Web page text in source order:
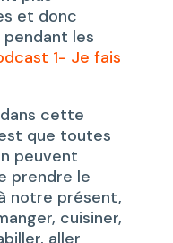
et donc
pendant les
1- Je fais
cette
que toutes
peuvent
prendre le
notre présent,
cuisiner,